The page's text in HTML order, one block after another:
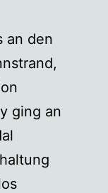
an den
ging an